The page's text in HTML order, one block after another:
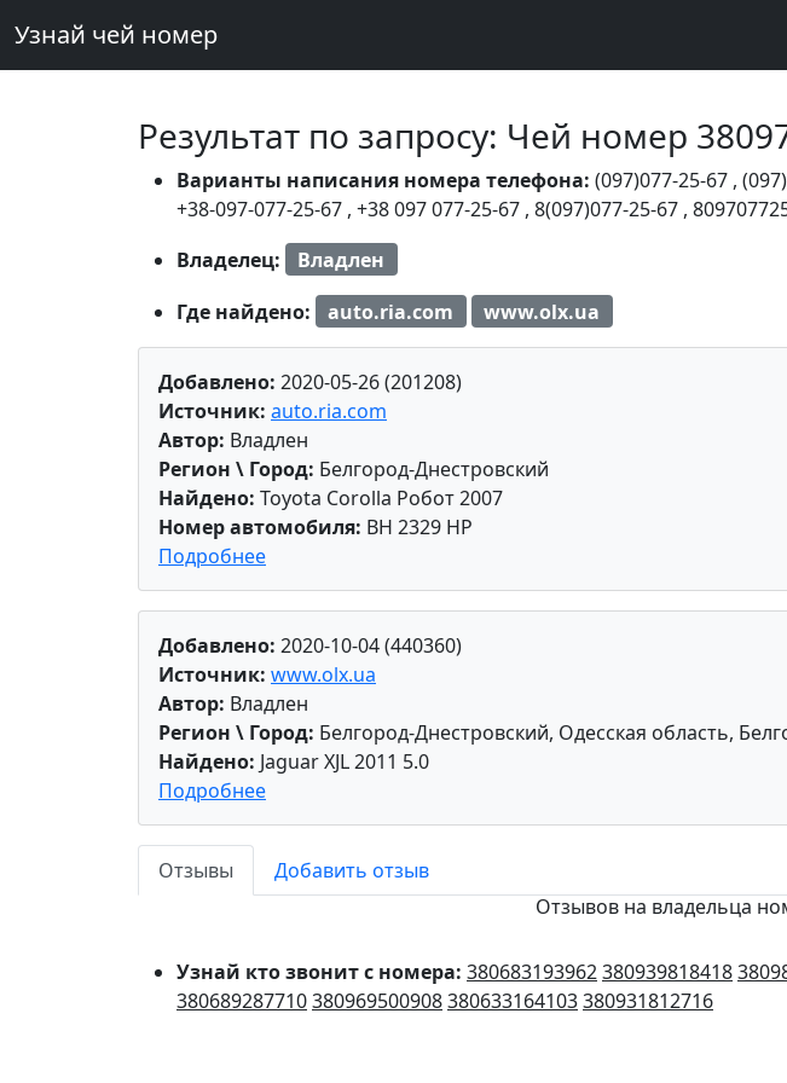
Узнай чей номер
Результат по запросу: Чей номер
Варианты написания номера телефона: (097)077-25-67 ,
+38-097-077-25-67 , +38 097 077-25-67 , 8(097)077-25-67 ,
Владелец:
Владлен
Где найдено:
auto.ria.com www.olx.ua
Добавлено: 2020-05-26 (201208)
Источник: auto.ria.com
Автор: Владлен
Регион \ Город: Белгород-Днестровский
Найдено: Toyota Corolla Робот 2007
Номер автомобиля: BH 2329 HP
Подробнее
Добавлено: 2020-10-04 (440360)
Источник: www.olx.ua
Автор: Владлен
Регион \ Город: Белгород-Днестровский, Одесская область,
Найдено: Jaguar XJL 2011 5.0
Подробнее
Отзывы
Добавить отзыв
Отзывов на владельца
Узнай кто звонит с номера: 380683193962380939818418
380689287710380969500908380633164103380931812716